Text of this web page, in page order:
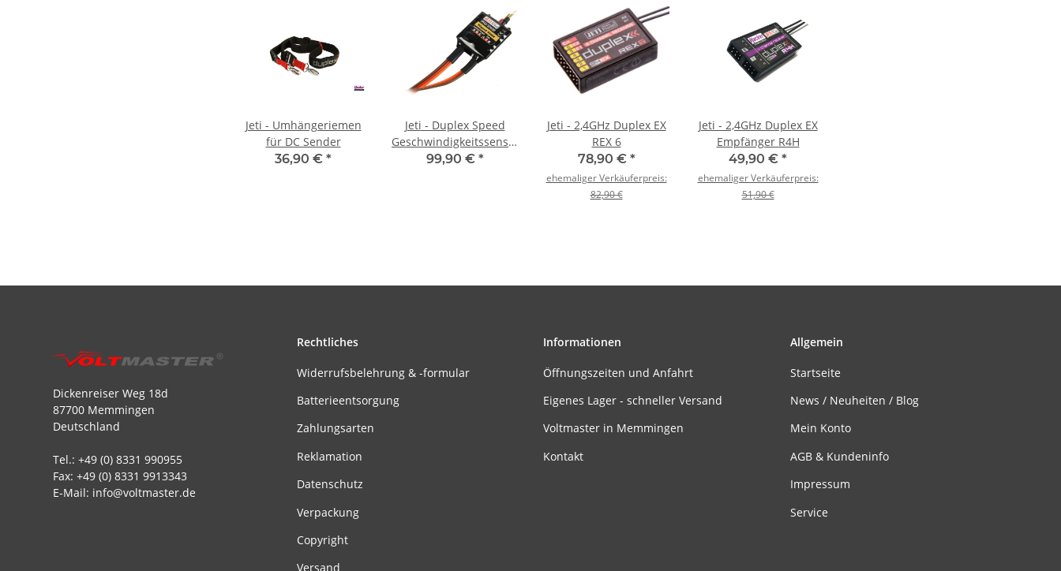
Jeti - Umhängeriemen
für DC Sender
36,90 € *
Jeti - Duplex Speed
Geschwindigkeitssensor
450 Km/h
99,90 € *
Jeti - 2,4GHz Duplex EX
REX 6
78,90 € *
ehemaliger Verkäuferpreis:
82,90 €
Jeti - 2,4GHz Duplex EX
Empfänger R4H
49,90 € *
ehemaliger Verkäuferpreis:
51,90 €
Dickenreiser Weg 18d
87700 Memmingen
Deutschland
Tel.: +49 (0) 8331 990955
Fax: +49 (0) 8331 9913343
E-Mail: info@voltmaster.de
Rechtliches
Widerrufsbelehrung & -formular
Batterieentsorgung
Zahlungsarten
Reklamation
Datenschutz
Verpackung
Copyright
Versand
Informationen
Öffnungszeiten und Anfahrt
Eigenes Lager - schneller Versand
Voltmaster in Memmingen
Kontakt
Allgemein
Startseite
News / Neuheiten / Blog
Mein Konto
AGB & Kundeninfo
Impressum
Service